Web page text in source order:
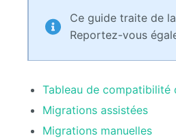
Ce guide traite de
Reportez-vous
Tableau de compatibilité
Migrations assistées
Migrations manuelles